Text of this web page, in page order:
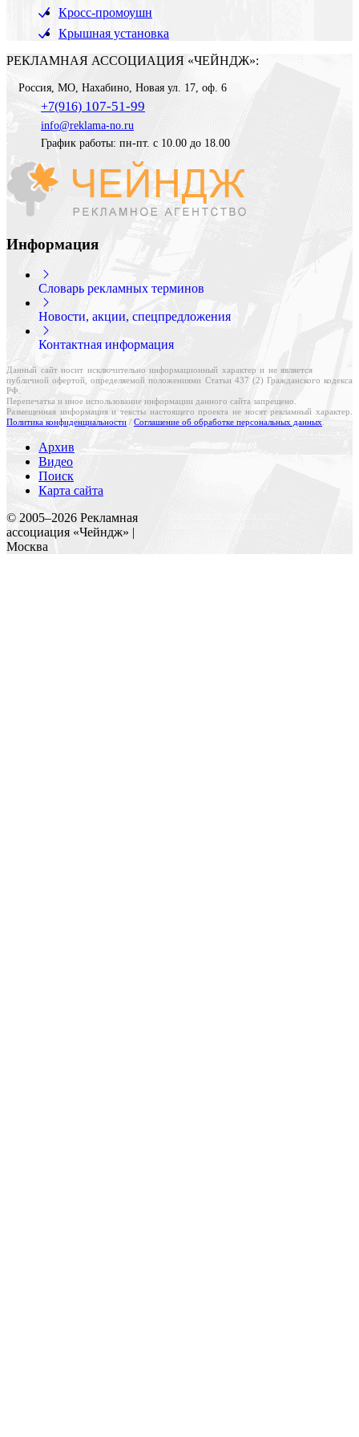
Кросс-промоушн
Крышная установка
РЕКЛАМНАЯ АССОЦИАЦИЯ «ЧЕЙНДЖ»:
Россия, МО, Нахабино Новая ул. 17, оф. 6
+7(916) 107-51-99
info@reklama-no.ru
График работы: пн-пт. с 10.00 до 18.00
Информация
Словарь рекламных терминов
Новости, акции, спецпредложения
Контактная информация
Данный сайт носит исключительно информационный характер и не является
публичной офертой, определяемой положениями Статьи 437 (2) Гражданского кодекса
РФ.
Перепечатка и иное использование информации данного сайта запрещено.
Размещенная информация и тексты настоящего проекта не носят рекламный характер.
Политика конфиденциальности / Соглашение об обработке персональных данных.
Архив
Видео
Поиск
Карта сайта
© 2005–2026 Рекламная
ассоциация «Чейндж» |
Москва